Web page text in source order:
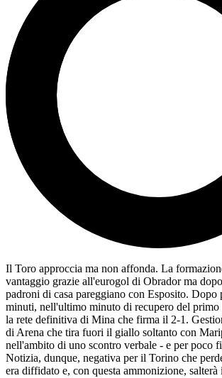
Il Toro approccia ma non affonda. La
vantaggio grazie all'eurogol di Obrador ma
padroni di casa pareggiano con Esposito.
minuti, nell'ultimo minuto di recupero del primo
la rete definitiva di Mina che firma il 2-1.
di Arena che tira fuori il giallo soltanto con
nell'ambito di uno scontro verbale - e per poco
Notizia, dunque, negativa per il Torino che
era diffidato e, con questa ammonizione, salterà